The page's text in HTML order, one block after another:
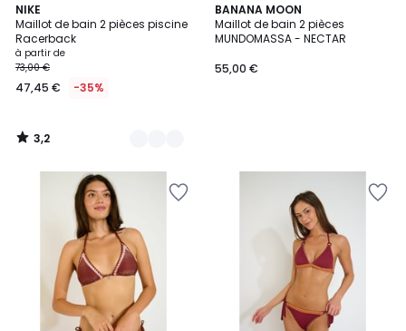
NIKE
Maillot de bain 2 pièces piscine
Racerback
à partir de
73,00 €
47,45 € -35%
3,2
/ 5
2
Couleurs
3,2
/
BANANA MOON
Maillot de bain 2 pièces
MUNDOMASSA - NECTAR
55,00 €